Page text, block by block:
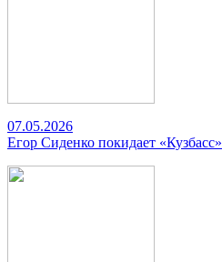
07.05.2026
Егор Сиденко покидает «Кузбасс»